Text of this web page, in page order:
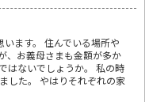
ます。 住んでいる場所や
、お義母さまも金額が多か
はないでしょうか。 私の時
した。 やはりそれぞれの家